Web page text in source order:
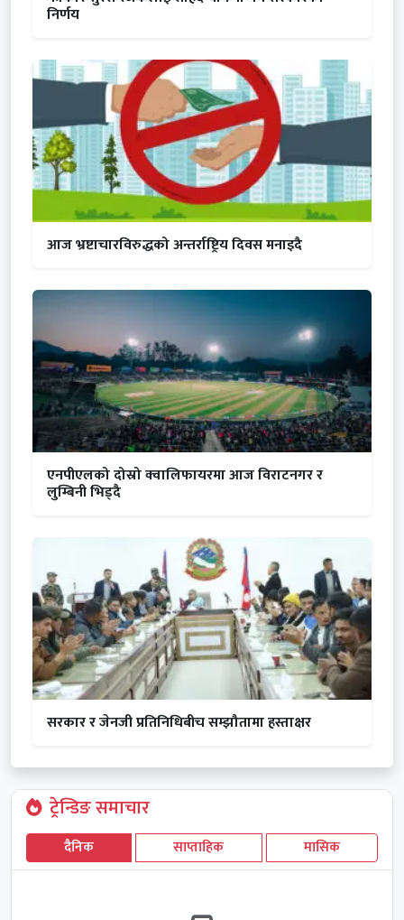
निर्णय
आज भ्रष्टाचारविरुद्धको अन्तर्राष्ट्रिय दिवस मनाइदै
एनपीएलको दोस्रो क्वालिफायरमा आज विराटनगर र
लुम्बिनी भिड्दै
सरकार र जेनजी प्रतिनिधिबीच सम्झौतामा हस्ताक्षर
ट्रेन्डिङ समाचार
दैनिक साप्ताहिक मासिक